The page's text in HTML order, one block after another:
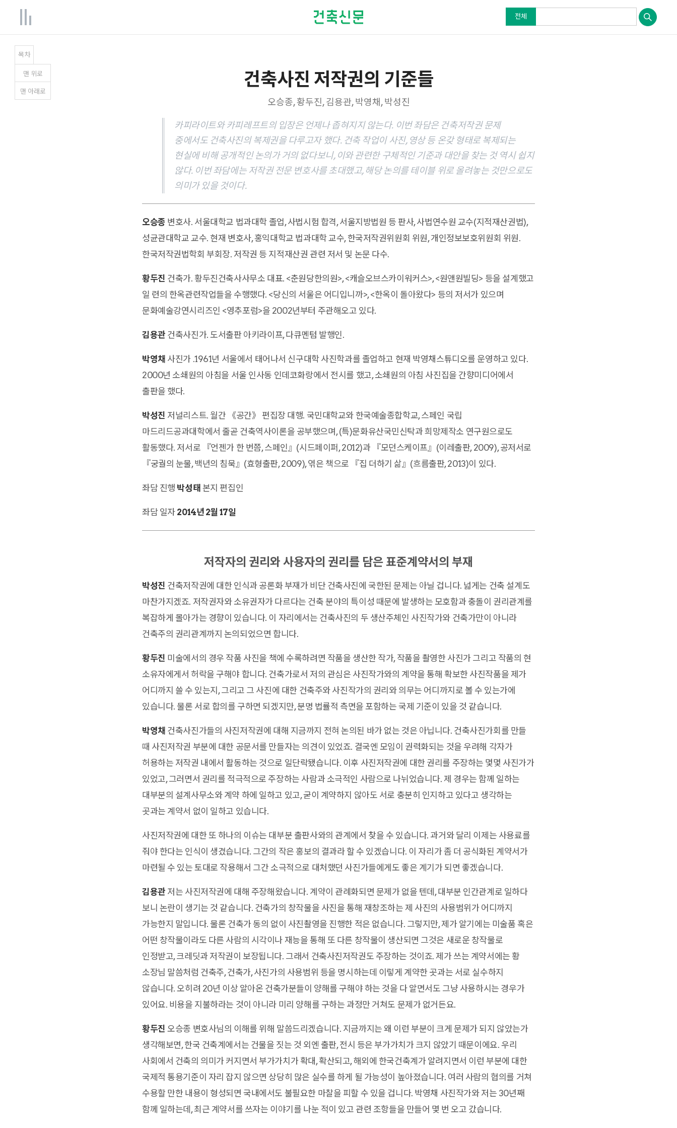
전체
목차
건축사진 저작권의 기준들
오승종, 황두진, 김용관, 박영채, 박성진
카피라이트와 카피레프트의 입장은 언제나 좁혀지지 않는다. 이번 좌담은 건축저작권 문제
중에서도 건축사진의 복제권을 다루고자 했다. 건축 작업이 사진, 영상 등 온갖 형태로 복제되는
현실에 비해 공개적인 논의가 거의 없다보니, 이와 관련한 구체적인 기준과 대안을 찾는 것 역시 쉽지
않다. 이번 좌담에는 저작권 전문 변호사를 초대했고, 해당 논의를 테이블 위로 올려놓는 것만으로도
의미가 있을 것이다.
오승종 변호사. 서울대학교 법과대학 졸업, 사법시험 합격, 서울지방법원 등 판사, 사법연수원 교수(지적재산권법),
성균관대학교 교수. 현재 변호사, 홍익대학교 법과대학 교수, 한국저작권위원회 위원, 개인정보보호위원회 위원.
한국저작권법학회 부회장. 저작권 등 지적재산권 관련 저서 및 논문 다수.
황두진 건축가. 황두진건축사사무소 대표. <춘원당한의원>, <캐슬오브스카이워커스>, <원앤원빌딩> 등을 설계했고
일 련의 한옥관련작업들을 수행했다. <당신의 서울은 어디입니까>, <한옥이 돌아왔다> 등의 저서가 있으며
문화예술강연시리즈인 <영추포럼>을 2002년부터 주관해오고 있다.
김용관 건축사진가. 도서출판 아키라이프, 다큐멘텀 발행인.
박영채 사진가 .1961년 서울에서 태어나서 신구대학 사진학과를 졸업하고 현재 박영채스튜디오를 운영하고 있다.
2000년 소쇄원의 아침을 서울 인사동 인데코화랑에서 전시를 했고, 소쇄원의 아침 사진집을 간향미디어에서
출판을 했다.
박성진 저널리스트. 월간 《공간》 편집장 대행. 국민대학교와 한국예술종합학교, 스페인 국립
마드리드공과대학에서 줄곧 건축역사이론을 공부했으며, (특)문화유산국민신탁과 희망제작소 연구원으로도
활동했다. 저서로 『언젠가 한 번쯤, 스페인』(시드페이퍼, 2012)과 『모던스케이프』(이레출판, 2009), 공저서로
『궁궐의 눈물, 백년의 침묵』(효형출판, 2009), 엮은 책으로 『집 더하기 삶』(흐름출판, 2013)이 있다.
좌담 진행 박성태 본지 편집인
좌담 일자 2014년 2월 17일
저작자의 권리와 사용자의 권리를 담은 표준계약서의 부재
박성진 건축저작권에 대한 인식과 공론화 부재가 비단 건축사진에 국한된 문제는 아닐 겁니다. 넓게는 건축 설계도
마찬가지겠죠. 저작권자와 소유권자가 다르다는 건축 분야의 특이성 때문에 발생하는 모호함과 충돌이 권리관계를
복잡하게 몰아가는 경향이 있습니다. 이 자리에서는 건축사진의 두 생산주체인 사진작가와 건축가만이 아니라
건축주의 권리관계까지 논의되었으면 합니다.
황두진 미술에서의 경우 작품 사진을 책에 수록하려면 작품을 생산한 작가, 작품을 촬영한 사진가 그리고 작품의 현
소유자에게서 허락을 구해야 합니다. 건축가로서 저의 관심은 사진작가와의 계약을 통해 확보한 사진작품을 제가
어디까지 쓸 수 있는지, 그리고 그 사진에 대한 건축주와 사진작가의 권리와 의무는 어디까지로 볼 수 있는가에
있습니다. 물론 서로 합의를 구하면 되겠지만, 분명 법률적 측면을 포함하는 국제 기준이 있을 것 같습니다.
박영채 건축사진가들의 사진저작권에 대해 지금까지 전혀 논의된 바가 없는 것은 아닙니다. 건축사진가회를 만들
때 사진저작권 부분에 대한 공문서를 만들자는 의견이 있었죠. 결국엔 모임이 권력화되는 것을 우려해 각자가
허용하는 저작권 내에서 활동하는 것으로 일단락됐습니다. 이후 사진저작권에 대한 권리를 주장하는 몇몇 사진가가
있었고, 그러면서 권리를 적극적으로 주장하는 사람과 소극적인 사람으로 나뉘었습니다. 제 경우는 함께 일하는
대부분의 설계사무소와 계약 하에 일하고 있고, 굳이 계약하지 않아도 서로 충분히 인지하고 있다고 생각하는
곳과는 계약서 없이 일하고 있습니다.
사진저작권에 대한 또 하나의 이슈는 대부분 출판사와의 관계에서 찾을 수 있습니다. 과거와 달리 이제는 사용료를
줘야 한다는 인식이 생겼습니다. 그간의 작은 홍보의 결과라 할 수 있겠습니다. 이 자리가 좀 더 공식화된 계약서가
마련될 수 있는 토대로 작용해서 그간 소극적으로 대처했던 사진가들에게도 좋은 계기가 되면 좋겠습니다.
김용관 저는 사진저작권에 대해 주장해왔습니다. 계약이 관례화되면 문제가 없을 텐데, 대부분 인간관계로 일하다
보니 논란이 생기는 것 같습니다. 건축가의 창작물을 사진을 통해 재창조하는 제 사진의 사용범위가 어디까지
가능한지 말입니다. 물론 건축가 동의 없이 사진촬영을 진행한 적은 없습니다. 그렇지만, 제가 알기에는 미술품 혹은
어떤 창작물이라도 다른 사람의 시각이나 재능을 통해 또 다른 창작물이 생산되면 그것은 새로운 창작물로
인정받고, 크레딧과 저작권이 보장됩니다. 그래서 건축사진저작권도 주장하는 것이죠. 제가 쓰는 계약서에는 황
소장님 말씀처럼 건축주, 건축가, 사진가의 사용범위 등을 명시하는데 이렇게 계약한 곳과는 서로 실수하지
않습니다. 오히려 20년 이상 알아온 건축가분들이 양해를 구해야 하는 것을 다 알면서도 그냥 사용하시는 경우가
있어요. 비용을 지불하라는 것이 아니라 미리 양해를 구하는 과정만 거쳐도 문제가 없거든요.
황두진 오승종 변호사님의 이해를 위해 말씀드리겠습니다. 지금까지는 왜 이런 부분이 크게 문제가 되지 않았는가
생각해보면, 한국 건축계에서는 건물을 짓는 것 외엔 출판, 전시 등은 부가가치가 크지 않았기 때문이에요. 우리
사회에서 건축의 의미가 커지면서 부가가치가 확대, 확산되고, 해외에 한국건축계가 알려지면서 이런 부분에 대한
국제적 통용기준이 자리 잡지 않으면 상당히 많은 실수를 하게 될 가능성이 높아졌습니다. 여러 사람의 협의를 거쳐
수용할 만한 내용이 형성되면 국내에서도 불필요한 마찰을 피할 수 있을 겁니다. 박영채 사진작가와 저는 30년째
함께 일하는데, 최근 계약서를 쓰자는 이야기를 나눈 적이 있고 관련 조항들을 만들어 몇 번 오고 갔습니다.
맨 위 로
맨 아래로